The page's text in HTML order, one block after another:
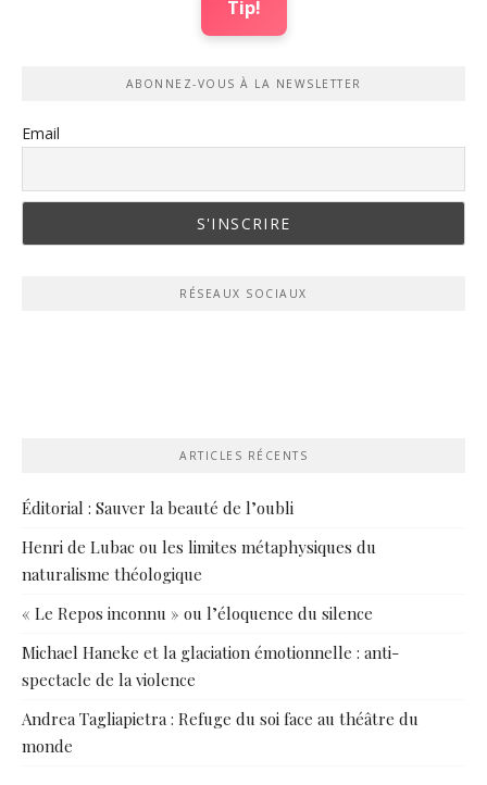
Tip!
ABONNEZ-VOUS À LA NEWSLETTER
Email
RÉSEAUX SOCIAUX
ARTICLES RÉCENTS
Éditorial : Sauver la beauté de l’oubli
Henri de Lubac ou les limites métaphysiques du
naturalisme théologique
« Le Repos inconnu » ou l’éloquence du silence
Michael Haneke et la glaciation émotionnelle : anti-
spectacle de la violence
Andrea Tagliapietra : Refuge du soi face au théâtre du
monde